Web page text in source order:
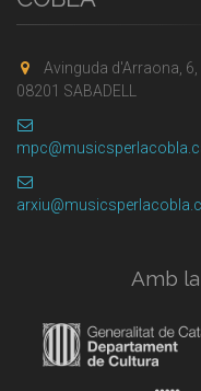
Avinguda d'Arraona, 6,
08201 SABADELL
Amb